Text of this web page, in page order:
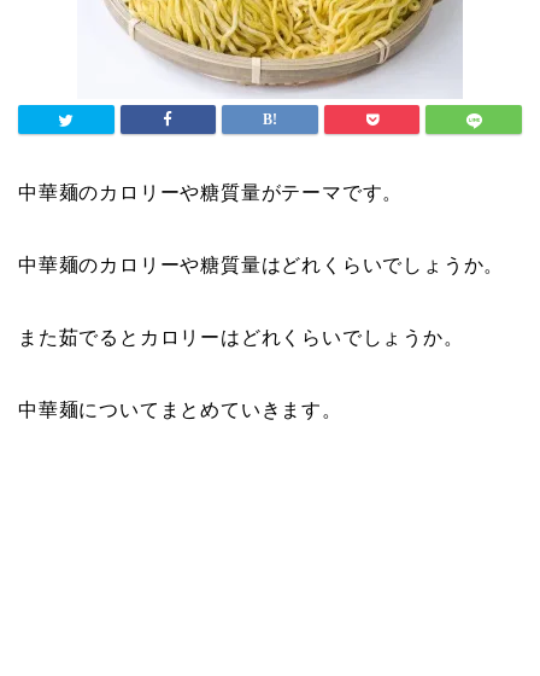
中華麺のカロリーや糖質量がテーマです。
中華麺のカロリーや糖質量はどれくらいでしょうか。
また茹でるとカロリーはどれくらいでしょうか。
中華麺についてまとめていきます。